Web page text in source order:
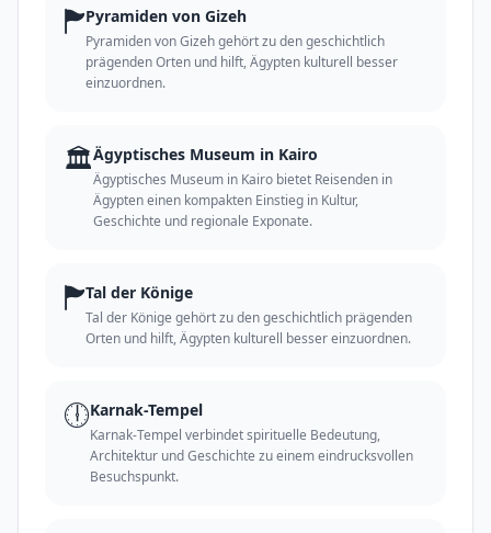
🏲Pyramiden von Gizeh
Pyramiden von Gizeh gehört zu den geschichtlich
prägenden Orten und hilft, Ägypten kulturell besser
einzuordnen.
🏛️Ägyptisches Museum in Kairo
Ägyptisches Museum in Kairo bietet Reisenden in
Ägypten einen kompakten Einstieg in Kultur,
Geschichte und regionale Exponate.
🏲Tal der Könige
Tal der Könige gehört zu den geschichtlich prägenden
Orten und hilft, Ägypten kulturell besser einzuordnen.
🕕Karnak-Tempel
Karnak-Tempel verbindet spirituelle Bedeutung,
Architektur und Geschichte zu einem eindrucksvollen
Besuchspunkt.